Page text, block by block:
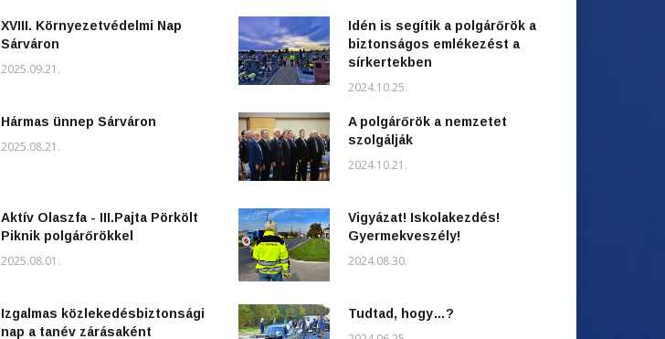
XVIII. Környezetvédelmi Nap
Sárváron
2025.09.21.
Hármas ünnep Sárváron
2025.08.21.
Aktív Olaszfa - III.Pajta Pörkölt
Piknik polgárőrökkel
2025.08.01.
Izgalmas közlekedésbiztonsági
nap a tanév zárásaként
Idén is segítik a polgárőrök a
biztonságos emlékezést a
sírkertekben
2024.10.25.
A polgárőrök a nemzetet
szolgálják
2024.10.21.
Vigyázat! Iskolakezdés!
Gyermekveszély!
2024.08.30.
Tudtad, hogy…?